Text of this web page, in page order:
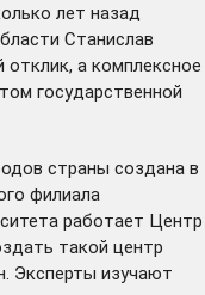
лет назад
Станислав
отклик, а комплексное
государственной
страны создана в
филиала
работает Центр
такой центр
Эксперты изучают